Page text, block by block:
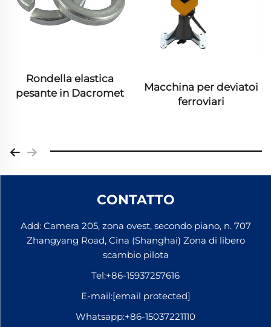
Rondella elastica
pesante in Dacromet
Macchina per deviatoi
ferroviari
CONTATTO
Add: Camera 205, zona ovest, secondo piano, n. 707
Zhangyang Road, Cina (Shanghai) Zona di libero
scambio pilota
Tel:+86-15937257616
E-mail:[email protected]
Whatsapp:+86-15037221110